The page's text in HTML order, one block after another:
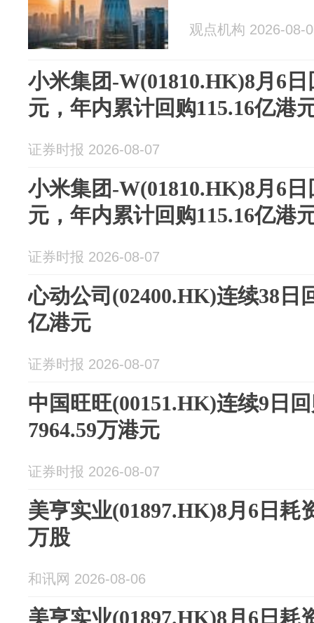
观点机构 2026-08-
小米集团-W(01810.HK)8月6日
元，年内累计回购115.16亿港
证券时报 2026-08-07
小米集团-W(01810.HK)8月6日
元，年内累计回购115.16亿港
证券时报 2026-08-07
心动公司(02400.HK)连续38日
亿港元
证券时报 2026-08-07
中国旺旺(00151.HK)连续9日
7964.59万港元
证券时报 2026-08-07
美亨实业(01897.HK)8月6日耗
万股
和讯网 2026-08-06
美亨实业(01897.HK)8月6日耗